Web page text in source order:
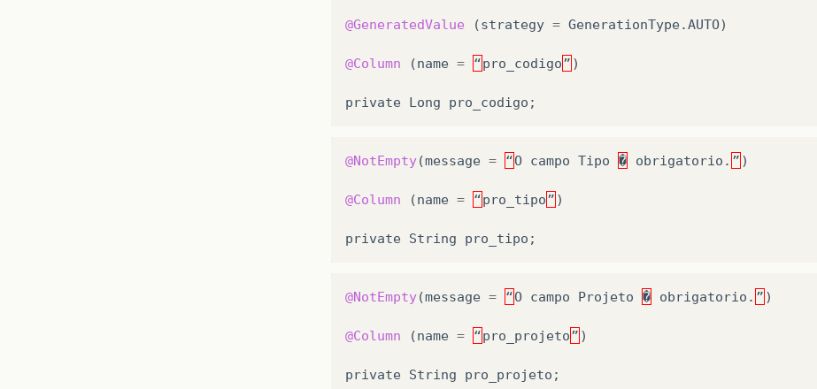
@GeneratedValue (strategy = GenerationType.AUTO)
@Column (name = “pro_codigo” )
private Long pro_codigo ;
@NotEmpty(message = “O campo Tipo � obrigatorio . ” )
@Column (name = “pro_tipo” )
private String pro_tipo ;
@NotEmpty(message = “O campo Projeto � obrigatorio . ” )
@Column (name = “pro_projeto” )
private String pro_projeto ;